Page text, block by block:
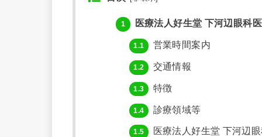
1 医療法人好生堂 下河辺眼科
1.1 営業時間案内
1.2 交通情報
1.3 特徴
1.4 診療領域等
1.5 医療法人好生堂 下河辺